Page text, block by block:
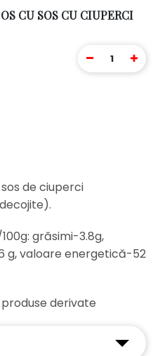
CU SOS CU CIUPERCI
1
de ciuperci
grăsimi-3.8g,
g, valoare energetică-52
derivate